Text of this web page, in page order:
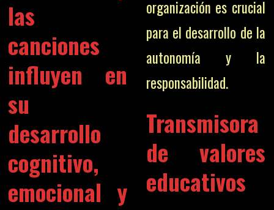
las
canciones
influyen en
su
desarrollo
cognitivo,
emocional y
organización es crucial
para el desarrollo de la
autonomía y la
responsabilidad.
Transmisora
de valores
educativos